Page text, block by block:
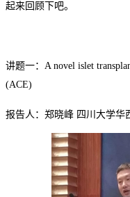
起来回顾下吧。
讲题一： A novel islet
(ACE)
报告人：郑晓峰 四川大学华